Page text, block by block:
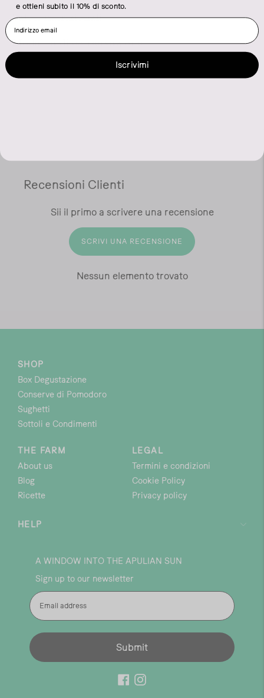
Valori nutrizionali
Modalità di conservazione
un
Recensioni Clienti
Sii il primo a scrivere una recensione
SCRIVI UNA RECENSIONE
Nessun elemento trovato
SHOP
Box Degustazione
Conserve di Pomodoro
Sughetti
Sottoli e Condimenti
THE FARM
About us
Blog
Ricette
LEGAL
Termini e condizioni
Cookie Policy
Privacy policy
HELP
A WINDOW INTO THE APULIAN SUN
Sign up to our newsletter
Indirizzo email
Submit
e ottieni subito il 10% di sconto.
Indirizzo email
Iscrivimi